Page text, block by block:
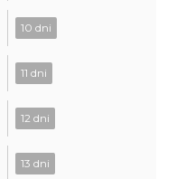
10 dni
11 dni
12 dni
13 dni